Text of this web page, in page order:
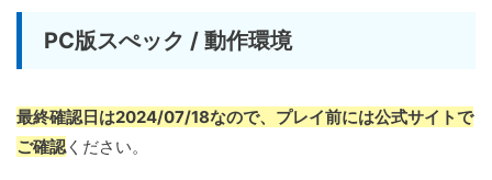
PC版スぺック / 動作環境
最終確認日は2024/07/18なので、プレイ前には公式サイトで
ご確認ください。